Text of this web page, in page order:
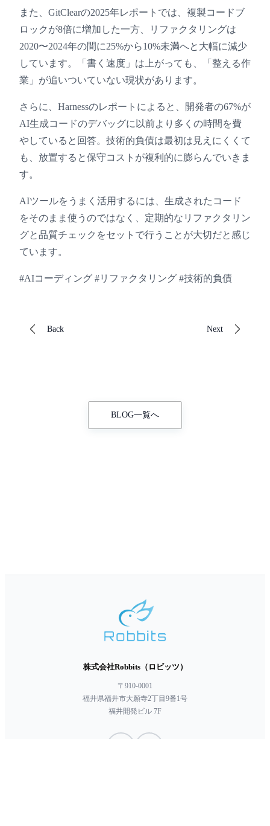
また、GitClearの2025年レポートでは、複製コードブ
ロックが8倍に増加した一方、リファクタリングは
2020〜2024年の間に25%から10%未満へと大幅に減少
しています。「書く速度」は上がっても、「整える作
業」が追いついていない現状があります。
さらに、Harnessのレポートによると、開発者の67%が
AI生成コードのデバッグに以前より多くの時間を費
やしていると回答。技術的負債は最初は見えにくくて
も、放置すると保守コストが複利的に膨らんでいきま
す。
AIツールをうまく活用するには、生成されたコード
をそのまま使うのではなく、定期的なリファクタリン
グと品質チェックをセットで行うことが大切だと感じ
ています。
#AIコーディング #リファクタリング #技術的負債
Back Next
BLOG一覧へ
株式会社Robbits（ロビッツ）
〒910-0001
福井県福井市大願寺2丁目9番1号
福井開発ビル 7F